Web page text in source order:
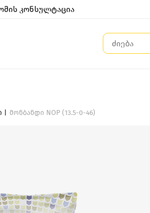
კონსულტაცია
მონბანდი NOP (13.5-0-46)